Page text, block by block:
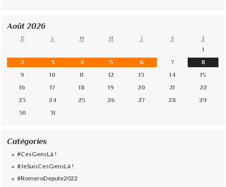
Août 2026
D L M M J V S
1
2
3 4 5 6 7
8
9
10 11 12 13 14
15
16
17 18 19 20 21
22
23
24 25 26 27 28
29
30
31
Catégories
#CesGensLà !
#JeSuisCesGensLà !
#RomeroDepute2022